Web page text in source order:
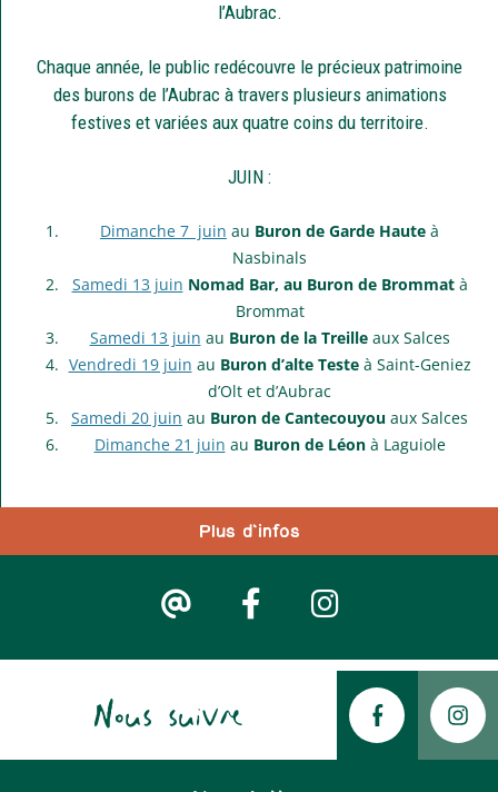
Plus d'infos
l’Aubrac.
Chaque année, le public redécouvre le précieux patrimoine
des burons de l’Aubrac à travers plusieurs animations
festives et variées aux quatre coins du territoire.
JUIN :
Dimanche 7 juin au Buron de Garde Haute à
Nasbinals
Samedi 13 juin Nomad Bar, au Buron de Brommat à
Brommat
Samedi 13 juin au Buron de la Treilleaux Salces
Vendredi 19 juin au Buron d’alte Teste à Saint-Geniez
d’Olt et d’Aubrac
Samedi 20 juin au Buron de Cantecouyou aux Salces
Dimanche 21 juin au Buron de Léonà Laguiole
Nous suivre